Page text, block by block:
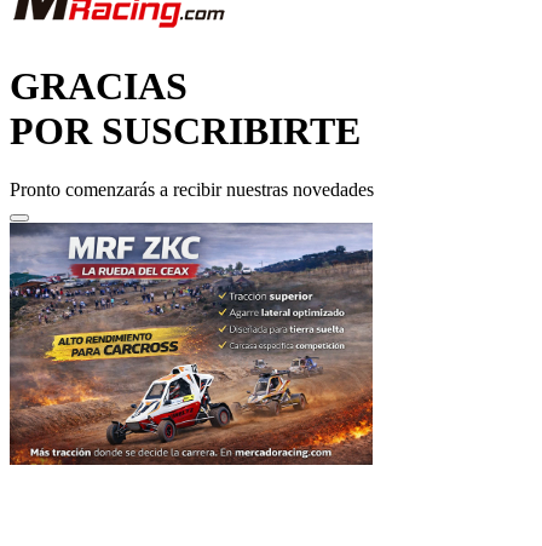
GRACIAS
POR SUSCRIBIRTE
Pronto comenzarás a recibir nuestras novedades